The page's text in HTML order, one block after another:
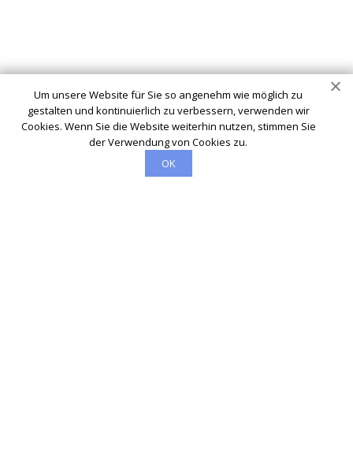
Um unsere Website für Sie so angenehm wie möglich zu
gestalten und kontinuierlich zu verbessern, verwenden wir
Cookies. Wenn Sie die Website weiterhin nutzen, stimmen Sie
der Verwendung von Cookies zu.
OK